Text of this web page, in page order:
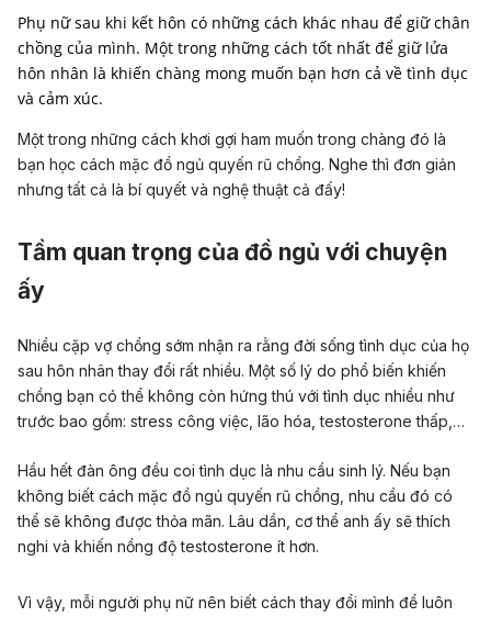
Phụ nữ sau khi kết hôn có những cách khác nhau để giữ chân
chồng của mình. Một trong những cách tốt nhất để giữ lửa
hôn nhân là khiến chàng mong muốn bạn hơn cả về tình dục
Một trong những cách khơi gợi ham muốn trong chàng đó là
bạn học cách mặc đồ ngủ quyến rũ chồng. Nghe thì đơn giản
nhưng tất cả là bí quyết và nghệ thuật cả đấy!
Tầm quan trọng của đồ ngủ với chuyện
ấy
Nhiều cặp vợ chồng sớm nhận ra rằng đời sống tình dục của họ
sau hôn nhân thay đổi rất nhiều. Một số lý do phổ biến khiến
chồng bạn có thể không còn hứng thú với tình dục nhiều như
trước bao gồm: stress công việc, lão hóa, testosterone thấp,…
Hầu hết đàn ông đều coi tình dục là nhu cầu sinh lý. Nếu bạn
không biết cách mặc đồ ngủ quyến rũ chồng, nhu cầu đó có
thể sẽ không được thỏa mãn. Lâu dần, cơ thể anh ấy sẽ thích
nghi và khiến nồng độ testosterone ít hơn.
Vì vậy, mỗi người phụ nữ nên biết cách thay đổi mình để luôn